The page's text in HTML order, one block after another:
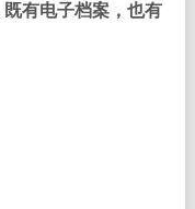
有电子档案，也有